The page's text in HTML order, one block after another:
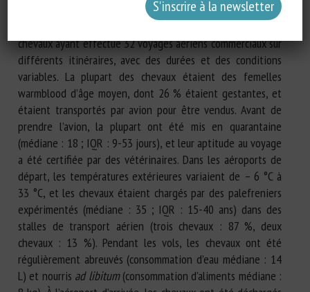
de bien-être. Des données ont été recueillies avant le
chevaux ayant effectué 32 voyages aériens commerciaux sur
différents itinéraires, avec des durées et des conditions
variables. La plupart des chevaux étaient des femelles
warmblood d’âge moyen, dont 26 % étaient gestantes, et
étaient transportés par avion pour être vendus. Avant de
prendre l’avion, la plupart ont été mis en quarantaine
(médiane : 18 ; IQR : 9-53 jours), et leur aptitude au voyage
a été certifiée par des vétérinaires. Dans les aéroports de
départ, les températures extérieures variaient de – 6 °C à
33 °C, et les chevaux étaient chargés par des palefreniers
expérimentés (médiane : 35 ; IQR : 15-40 ans) dans des
stalles de transport aérien (trois chevaux : 87 %, deux
chevaux : 13 %). Pendant les vols, les chevaux ont été
régulièrement abreuvés (consommation d’eau médiane : 14
L) et nourris ad libitum(consommation d’aliments médiane :